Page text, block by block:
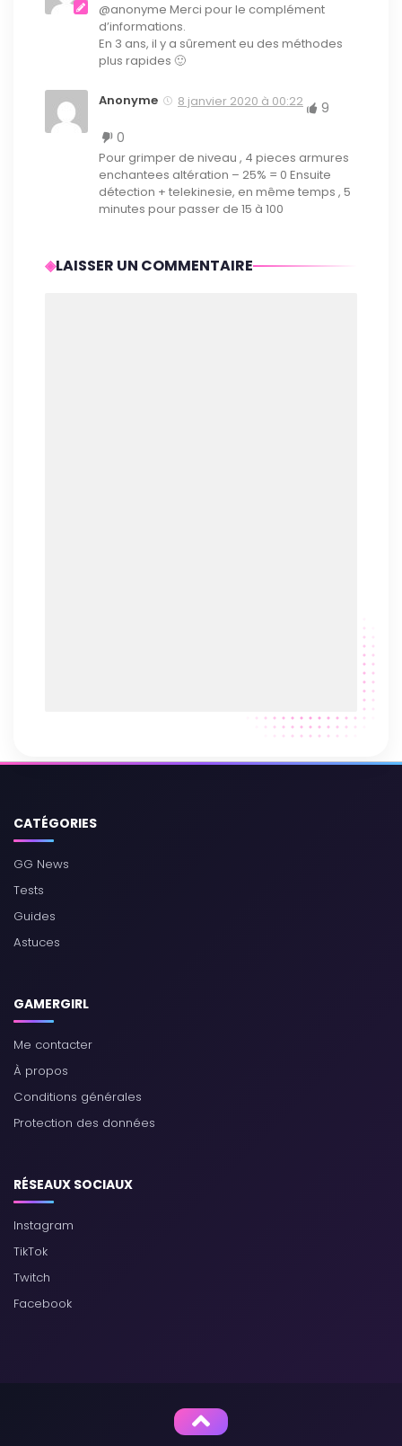
@anonyme Merci pour le complément
d’informations.
En 3 ans, il y a sûrement eu des méthodes
plus rapides 🙂
Anonyme 8 janvier 2020 à 00:22
9
0
Pour grimper de niveau , 4 pieces armures
enchantees altération – 25% = 0 Ensuite
détection + telekinesie, en même temps , 5
minutes pour passer de 15 à 100
LAISSER UN COMMENTAIRE
CATÉGORIES
GG News
Tests
Guides
Astuces
GAMERGIRL
Me contacter
À propos
Conditions générales
Protection des données
RÉSEAUX SOCIAUX
Instagram
TikTok
Twitch
Facebook